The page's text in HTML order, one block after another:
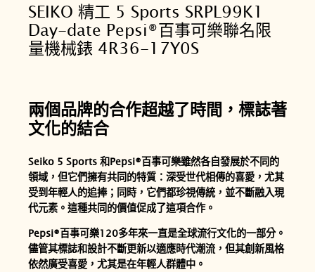
SEIKO 精工 5 Sports SRPL99K1
Day-date Pepsi®百事可樂聯名限
量機械錶 4R36-17Y0S
兩個品牌的合作超越了時間，標誌著
文化的結合
Seiko 5 Sports 和Pepsi®百事可樂雖然各自發展於不同的
領域，但它們擁有共同的特質：深受世代相傳的喜愛，尤其
受到年輕人的追捧；同時，它們都珍視傳統，並不斷融入現
代元素。這種共同的價值促成了這項合作。
Pepsi®百事可樂120多年來一直是全球流行文化的一部分。
儘管其標誌和設計不斷更新以適應時代潮流，但其創新風格
依然廣受喜愛，尤其是在年輕人群體中。